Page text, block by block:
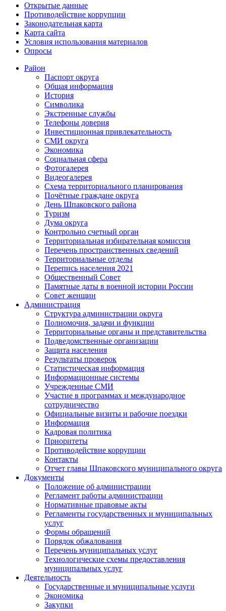
Открытые данные
Противодействие коррупции
Законодательная карта
Карта сайта
Условия использования материалов
Опросы
Район
Паспорт округа
Общая информация
История
Символика
Экстренные службы
Телефоны доверия
Инвестиционная привлекательность
СМИ округа
Экономика
Социальная сфера
Фотогалерея
Видеогалерея
Схема территориального планирования
Почётные граждане округа
День Шпаковского района
Туризм
Дума округа
Контрольно счетный орган
Территориальная избирательная комиссия
Перечень пространственных сведений
Территориальные отделы
Перепись населения 2021
Общественный Совет
Памятные даты в военной истории России
Совет женщин
Администрация
Структура администрации округа
Полномочия, задачи и функции
Территориальные органы и представительства
Подведомственные организации
Защита населения
Результаты проверок
Статистическая информация
Информационные системы
Учрежденные СМИ
Участие в программах и международное
сотрудничество
Официальные визиты и рабочие поездки
Информация
Кадровая политика
Приоритеты
Противодействие коррупции
Контакты
Отчет главы Шпаковского муниципального округа
Документы
Положение об администрации
Регламент работы администрации
Нормативные правовые акты
Регламенты государственных и муниципальных
услуг
Формы обращений
Порядок обжалования
Перечень муниципальных услуг
Технологические схемы предоставления
муниципальных услуг
Деятельность
Государственные и муниципальные услуги
Экономика
Закупки